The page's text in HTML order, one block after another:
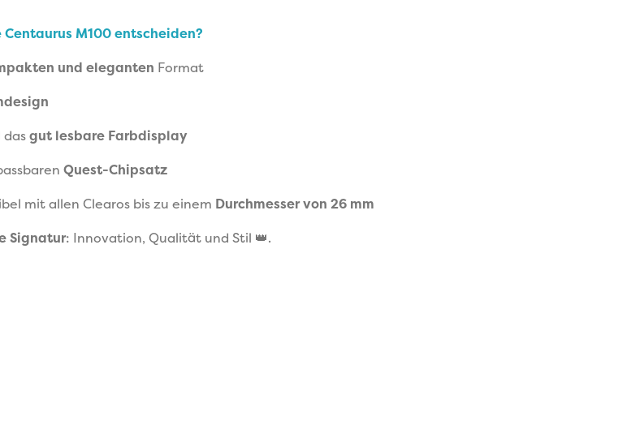
M100 entscheiden?
und eleganten Format
dasgut lesbare Farbdisplay
Quest-Chipsatz
mit allen Clearos bis zu einem Durchmesser von 26 mm
Signatur: Innovation, Qualität und Stil 👑.